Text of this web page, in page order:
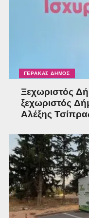
ΓΈΡΑΚΑΣ ΔΉΜΟΣ
Ξεχωριστός
ξεχωριστός
Αλέξης